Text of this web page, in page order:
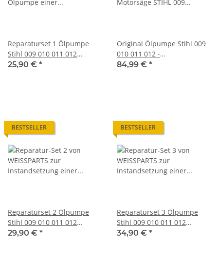
Reparaturset 1 Ölpumpe
Stihl 009 010 011 012
Dichtung Ersatz Membran
25,90 € *
Original Ölpumpe Stihl 009
010 011 012 -
generalüberholt mit
84,99 € *
BESTSELLER
Reparaturset 2 Ölpumpe
Stihl 009 010 011 012
Membran Dichtung Filter
29,90 € *
BESTSELLER
Reparaturset 3 Ölpumpe
Stihl 009 010 011 012
Membran Dichtung
34,90 € *